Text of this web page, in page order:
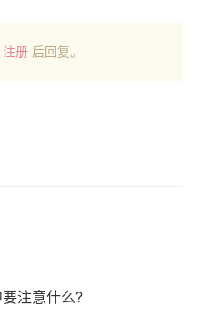
注册后回复。
注意什么?